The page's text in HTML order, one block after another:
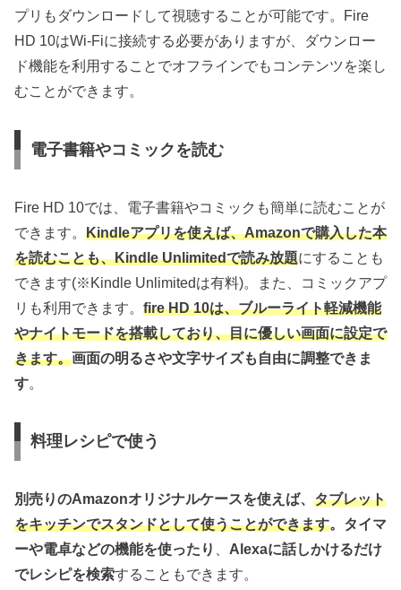
プリもダウンロードして視聴することが可能です。Fire
HD 10はWi-Fiに接続する必要がありますが、ダウンロー
ド機能を利用することでオフラインでもコンテンツを楽し
むことができます。
電子書籍やコミックを読む
Fire HD 10では、電子書籍やコミックも簡単に読むことが
できます。 Kindleアプリを使えば、Amazonで購入した本
を読むことも、Kindle Unlimitedで読み放題にすることも
できます(※Kindle Unlimitedは有料)。また、コミックアプ
リも利用できます。 fire HD 10は、ブルーライト軽減機能
やナイトモードを搭載しており、目に優しい画面に設定で
きます。画面の明るさや文字サイズも自由に調整できま
す。
料理レシピで使う
別売りのAmazonオリジナルケースを使えば、 タブレット
をキッチンでスタンドとして使うことができます。タイマ
ーや電卓などの機能を使ったり
Alexaに話しかけるだけ
でレシピを検索することもできます。